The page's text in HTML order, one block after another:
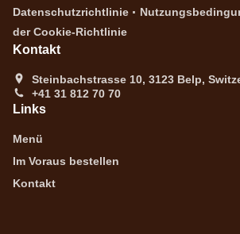
Datenschutzrichtlinie .
der Cookie-Richtlinie
Kontakt
Steinbachstrasse 10, 3123 Belp,
+41 31 812 70 70
Links
Menü
Im Voraus bestellen
Kontakt